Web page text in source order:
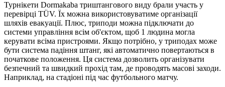
Турнікети Dormakaba триштангового виду брали участь у
перевірці TÜV. Їх можна використовуватиме організації
шляхів евакуації. Плюс, триподи можна підключати до
системи управління всім об'єктом, щоб 1 людина могла
керувати всіма пристроями. Якщо потрібно, у триподах може
бути система падіння штанг, які автоматично повертаються в
початкове положення. Ця система дозволить організувати
безпечний та швидкий прохід там, де проводять масові заходи.
Наприклад, на стадіоні під час футбольного матчу.